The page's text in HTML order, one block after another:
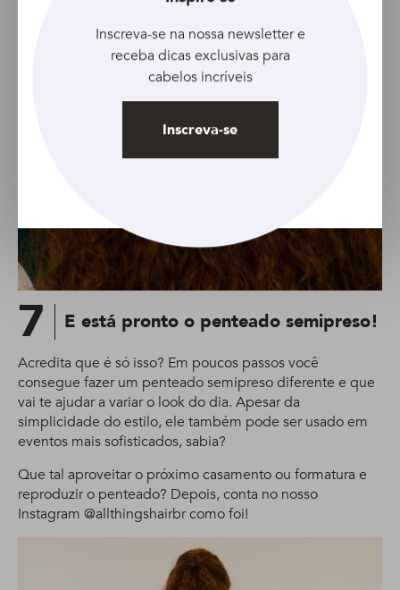
7 E está pronto o penteado semipreso!
Acredita que é só isso? Em poucos passos você
consegue fazer um penteado semipreso diferente e que
vai te ajudar a variar o look do dia. Apesar da
simplicidade do estilo, ele também pode ser usado em
eventos mais sofisticados, sabia?
Que tal aproveitar o próximo casamento ou formatura e
reproduzir o penteado? Depois, conta no nosso
Instagram @allthingshairbr como foi!
Inscreva-se na nossa newsletter e
receba dicas exclusivas para
cabelos incríveis
Inscreva-se